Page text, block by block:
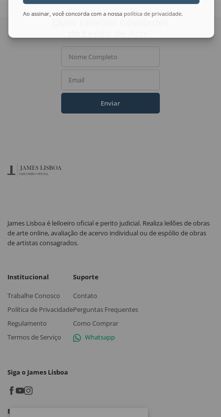
Ao assinar, você concorda com a nossa política de privacidade.
Nome Completo
Email
Enviar
James Lisboa é leiloeiro oficial e perito judicial. Realiza leilões de obras
de arte online, avaliação de acervo individual ou de espólio de obras
de artistas consagrados.
Institucional
Trabalhe Conosco
Política de Privacidade
Regulamento
Termos de Serviço
Suporte
Contato
Perguntas Frequentes
Como Comprar
Whatsapp
Siga o James Lisboa
Baixe o App